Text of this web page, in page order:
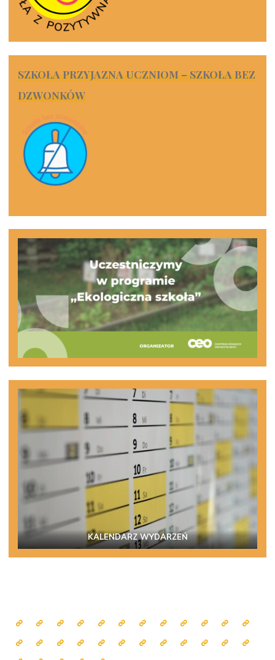
SZKOŁA PRZYJAZNA UCZNIOM – SZKOŁA BEZ
DZWONKÓW
KALENDARZ WYDARZEŃ